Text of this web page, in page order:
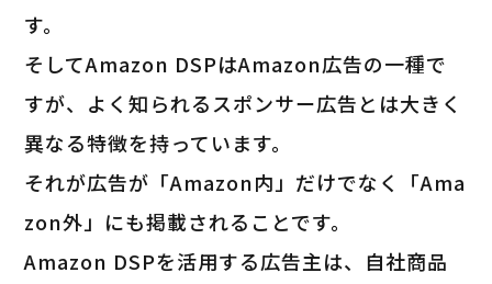
す。
そしてAmazon DSPはAmazon広告の一種で
すが、よく知られるスポンサー広告とは大きく
異なる特徴を持っています。
それが広告が「Amazon内」だけでなく「Ama
zon外」にも掲載されることです。
Amazon DSPを活用する広告主は、自社商品